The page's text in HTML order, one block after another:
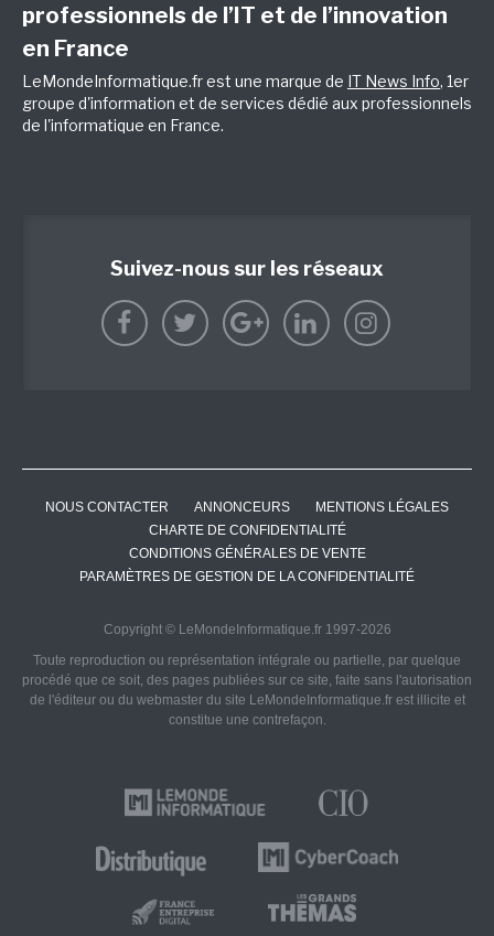
professionnels de l’IT et de l’innovation
en France
LeMondeInformatique.fr est une marque de IT News Info, 1er
groupe d'information et de services dédié aux professionnels
de l'informatique en France.
Suivez-nous sur les réseaux
NOUS CONTACTER ANNONCEURS
MENTIONS LÉGALES
CHARTE DE CONFIDENTIALITÉ
CONDITIONS GÉNÉRALES DE VENTE
PARAMÈTRES DE GESTION DE LA CONFIDENTIALITÉ
Copyright © LeMondeInformatique.fr 1997-2026
Toute reproduction ou représentation intégrale ou partielle, par quelque
procédé que ce soit, des pages publiées sur ce site, faite sans l'autorisation
de l'éditeur ou du webmaster du site LeMondeInformatique.fr est illicite et
constitue une contrefaçon.